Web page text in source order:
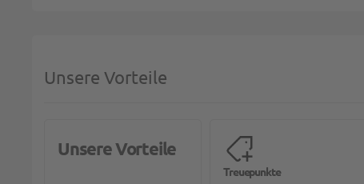
Unsere Vorteile
Unsere Vorteile
Treuepunkte